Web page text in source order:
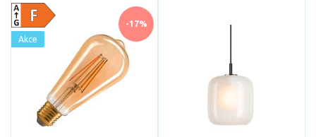
-17%
Akce